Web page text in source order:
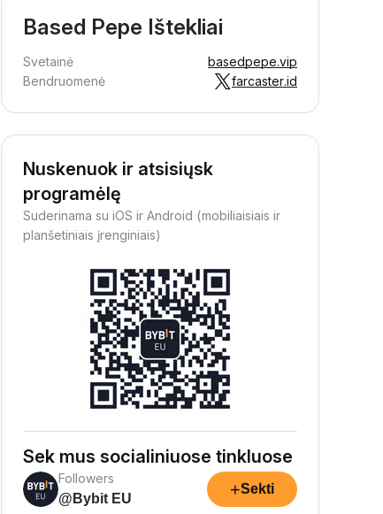
Based Pepe Ištekliai
Svetainė
basedpepe.vip
Bendruomenė
farcaster.id
Nuskenuok ir atsisiųsk
programėlę
Suderinama su iOS ir Android (mobiliaisiais ir
planšetiniais įrenginiais)
Sek mus socialiniuose tinkluose
Followers
@Bybit EU
+Sekti